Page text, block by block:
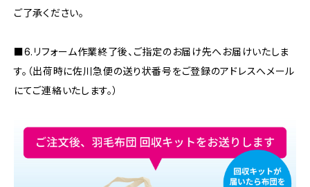
ご了承ください。
■6.リフォーム作業終了後、ご指定のお届け先へお届けいたしま
す。（出荷時に佐川急便の送り状番号をご登録のアドレスへメール
にてご連絡いたします。）